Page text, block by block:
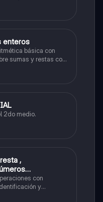
enteros
básica con
sumas y restas con
2do medio.
,
Impropia o mixto
y división)
y decimal).
con
y
porcentajes (fracción,